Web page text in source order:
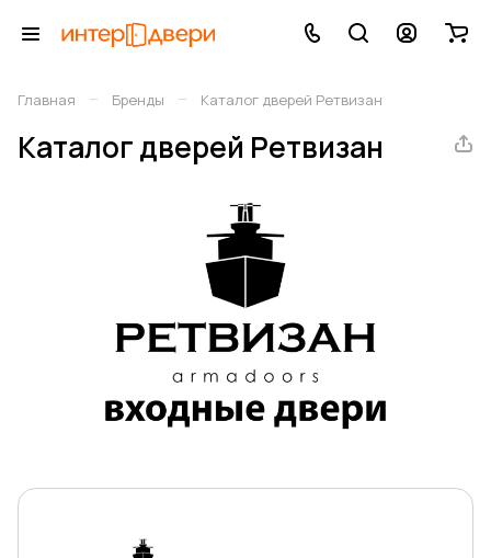
Главная – Бренды – Каталог дверей Ретвизан
Каталог дверей Ретвизан